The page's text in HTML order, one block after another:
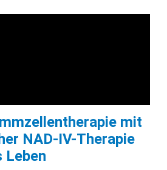
mit
NAD-IV-Therapie
Leben